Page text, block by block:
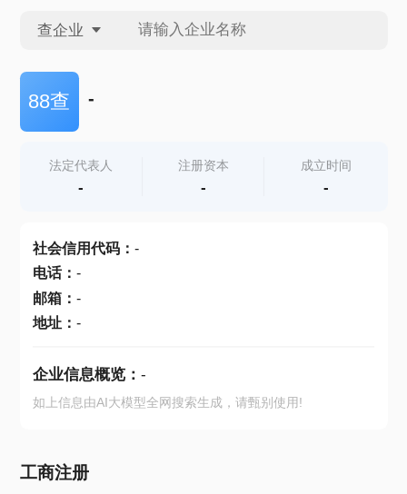
查企业
查企业
查产地
88查 -
法定代表人
-
注册资本
-
成立时间
-
社会信用代码： -
电话： -
邮箱： -
地址： -
企业信息概览： -
如上信息由AI大模型全网搜索生成，请甄别使用!
工商注册